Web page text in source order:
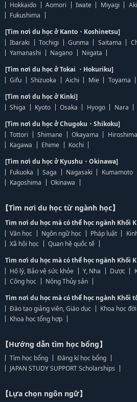
Hokkaido
Aomori Iwate Miyagi
Fukushima
[Tìm nơi du học ở Kanto・Koshinetsu]
Ibaraki
Tochigi Gunma Saitama
Yamanashi
Nagano
Niigata
[Tìm nơi du học ở Tokai ・Hokuriku]
Gifu
Shizuoka Aichi Mie Toyama
[Tìm nơi du học ở Kinki]
Shiga
Kyoto Osaka Hyogo Nara
[Tìm nơi du học ở Chugoku・Shikoku]
Tottori
Shimane Okayama Hiroshima
Kagawa
Ehime
Kochi
[Tìm nơi du học ở Kyushu・Okinawa]
Fukuoka
Saga Nagasaki Kumamoto
Kagoshima
Okinawa
【Tìm nơi du học từ ngành học】
Tìm nơi du học mà có thể học ngành Khối
Văn học
Ngôn ngữ học Pháp luật
Xã hội học
Quan hệ quốc tế
Tìm nơi du học mà có thể học ngành Khối
Hộ lý, Bảo vệ sức khỏe
Y, Nha Dược
Công học
Nông Thủy sản
Tìm nơi du học mà có thể học ngành Khối
Đào tạo giảng viên, Giáo dục
Khoa học
Khoa học tổng hợp
【Hướng dẫn tìm học bổng】
Tìm học bổng
Đăng kí học bổng
JAPAN STUDY SUPPORT Scholarships
【Lựa chọn ngôn ngữ】